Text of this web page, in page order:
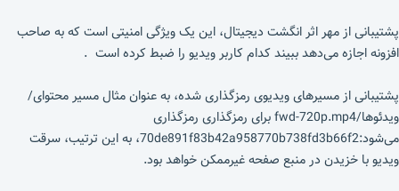
پشتیبانی از مهر اثر انگشت دیجیتال، این یک ویژگی امنیتی است که به صاحب
افزونه اجازه می‌دهد ببیند کدام کاربر ویدیو را ضبط کرده است .
پشتیبانی از مسیرهای ویدیوی رمزگذاری شده، به عنوان مثال مسیر محتوای/
ویدئوها/fwd-720p.mp4 برای رمزگذاری رمزگذاری
می‌شود:70de891f83b42a958770b738fd3b66f2، به این ترتیب، سرقت
ویدیو با خزیدن در منبع صفحه غیرممکن خواهد بود.